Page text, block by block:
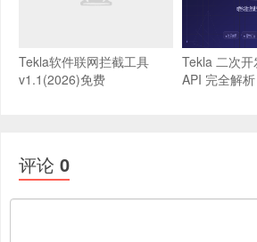
Tekla软件联网拦截工具
v1.1(2026)免费
Tekla 二次
API 完全解析
评论 0